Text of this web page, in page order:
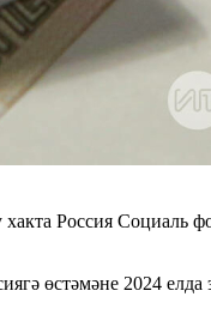
Россия Социаль
өстәмәне 2024